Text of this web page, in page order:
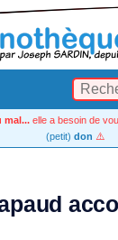
mal... elle a besoin de
(petit) don ⚠️